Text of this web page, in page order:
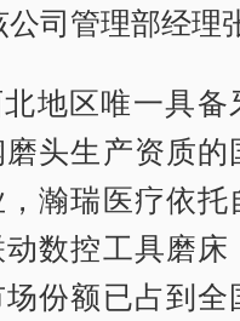
司管理部经理
地区唯一具备
头生产资质的
瀚瑞医疗依托
数控工具磨床
份额已占到全